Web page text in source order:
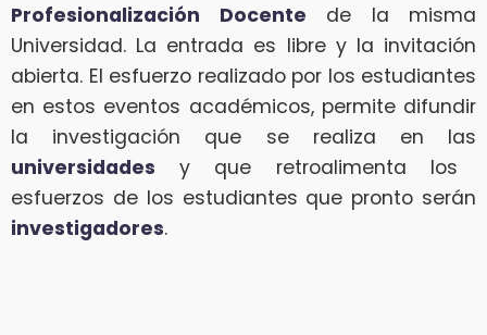
Profesionalización Docente de la misma
Universidad. La entrada es libre y la invitación
abierta. El esfuerzo realizado por los estudiantes
en estos eventos académicos, permite difundir
la investigación que se realiza en las
universidades y que retroalimenta los
esfuerzos de los estudiantes que pronto serán
investigadores.